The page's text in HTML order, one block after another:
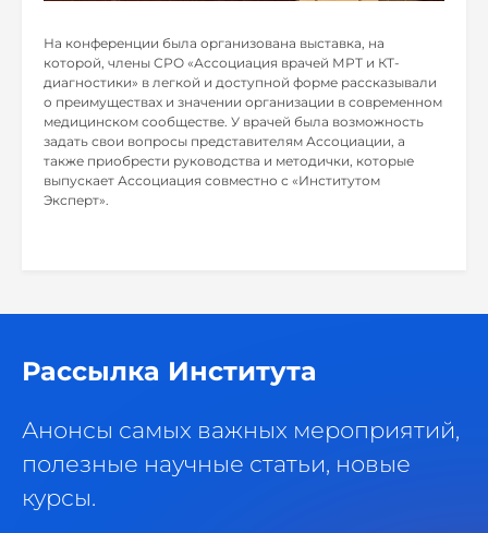
На конференции была организована выставка, на
которой, члены СРО «Ассоциация врачей МРТ и КТ-
диагностики» в легкой и доступной форме рассказывали
о преимуществах и значении организации в современном
медицинском сообществе. У врачей была возможность
задать свои вопросы представителям Ассоциации, а
также приобрести руководства и методички, которые
выпускает Ассоциация совместно с «Институтом
Эксперт».
Рассылка Института
Анонсы самых важных мероприятий,
полезные научные статьи, новые
курсы.